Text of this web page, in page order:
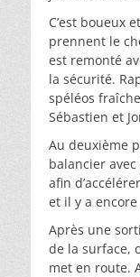
C’est boueux
prennent le
est remonté
la sécurité.
spéléos
Sébastien et
Au deuxième
balancier
afin
et il y a
Après une
de la surface,
met en route.